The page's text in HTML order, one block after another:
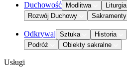
Duchowość Modlitwa Liturgia
Rozwój Duchowy
Sakramenty
Odkrywaj Sztuka Historia
Podróż
Obiekty sakralne
Usługi